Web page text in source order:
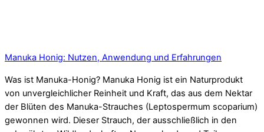
Manuka Honig: Nutzen, Anwendung und Erfahrungen
Was ist Manuka-Honig? Manuka Honig ist ein Naturprodukt
von unvergleichlicher Reinheit und Kraft, das aus dem Nektar
der Blüten des Manuka-Strauches (Leptospermum scoparium)
gewonnen wird. Dieser Strauch, der ausschließlich in den